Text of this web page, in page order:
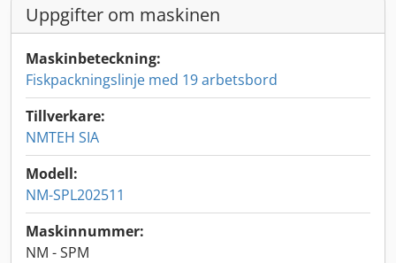
Uppgifter om maskinen
Maskinbeteckning:
Fiskpackningslinje med 19 arbetsbord
Tillverkare:
NMTEH SIA
Modell:
NM-SPL202511
Maskinnummer:
NM - SPM